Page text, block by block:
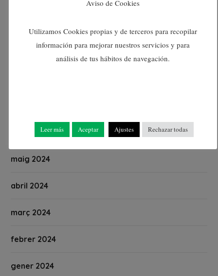
juny 2024
maig 2024
abril 2024
març 2024
febrer 2024
gener 2024
Aviso de Cookies
Utilizamos Cookies propias y de terceros para recopilar
información para mejorar nuestros servicios y para
análisis de tus hábitos de navegación.
Leer más Aceptar Ajustes Rechazar todas